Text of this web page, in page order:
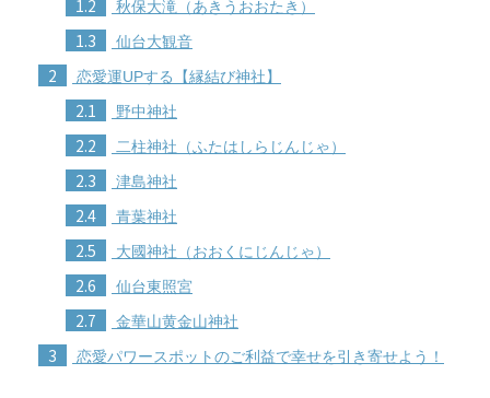
1.2 秋保大滝（あきうおおたき）
1.3 仙台大観音
2 恋愛運UPする【縁結び神社】
2.1 野中神社
2.2 二柱神社（ふたはしらじんじゃ）
2.3 津島神社
2.4 青葉神社
2.5 大國神社（おおくにじんじゃ）
2.6 仙台東照宮
2.7 金華山黄金山神社
3 恋愛パワースポットのご利益で幸せを引き寄せよう！